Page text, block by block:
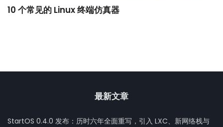
10 个常见的 Linux 终端仿真器
最新文章
StartOS 0.4.0 发布：历时六年全面重写，引入 LXC、新网络栈与